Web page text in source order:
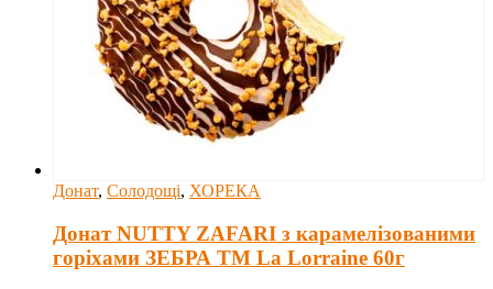
Донат, Солодощі, ХОРЕКА
Донат NUTTY ZAFARI з карамелізованими
горіхами ЗЕБРА ТМ La Lorraine 60г